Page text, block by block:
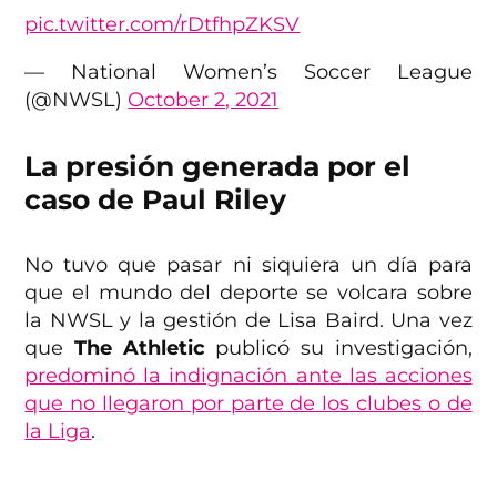
pic.twitter.com/rDtfhpZKSV
— National Women’s Soccer League
(@NWSL) October 2, 2021
La presión generada por el
caso de Paul Riley
No tuvo que pasar ni siquiera un día para
que el mundo del deporte se volcara sobre
la NWSL y la gestión de Lisa Baird. Una vez
que The Athleticpublicó su investigación,
predominó la indignación ante las acciones
que no llegaron por parte de los clubes o de
la Liga.